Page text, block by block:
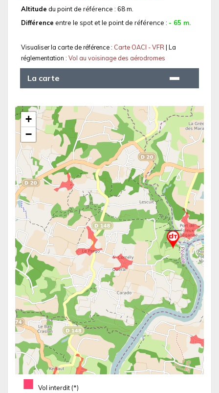
Altitude du point de référence : 68 m.
Différence entre le spot et le point de référence : - 65 m.
Visualiser la carte de référence : Carte OACI - VFR| La
réglementation : Vol au voisinage des aérodromes
La carte
■ Vol interdit (*)